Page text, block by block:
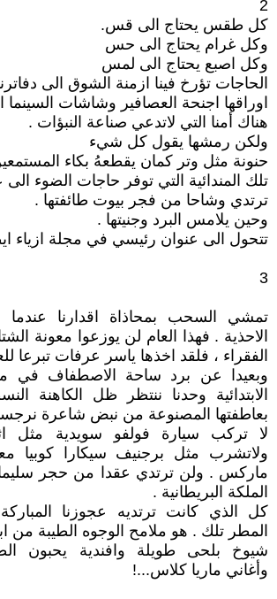
2
كل طقس يحتاج الى قس.
وكل غرام يحتاج الى حس
وكل اصبع يحتاج الى لمس
الحاجات تؤرخ فينا ازمنة الشوق الى
اوراقها اجنحة العصافير وشاشات السينما
هناك أمنا التي لاتدعي صناعة النبؤات .
ولكن رمشها يقول كل شيء
حنونة مثل وتر كمان يقطعهُ بكاء
تلك المندائية التي توفر حاجات الضوء
ترتدي وشاحا من فجر بيوت طائفتها .
وحين يلامس البرد وجنيتها .
تتحول الى عنوان رئيسي في مجلة ازياء
3
تمشي السحب بمحاذاة اقدارنا عندما
الاحذية . فهذا العام لن يوزعوا معونة
الفقراء ، فلقد اخذها ياسر عرفات تبرعا
وبعيدا عن برد ساحة الاصطفاف في
الابتدائية وحدنا ننتظر ظل الكاهنة
بعاطفتها المصنوعة من نبض شاعرة
لا تركب سيارة فولفو سويدية مثل
ولاتشرب مثل برجنيف سيكارا كوبيا
ماركس . ولن ترتدي عقدا من حجر
الملكة البريطانية .
كل الذي كانت ترتديه عجوزنا
المطر تلك . هو ملامح الوجوه الطيبة من
شيوخ بلحى طويلة وافندية يحبون
وأغاني ماريا كلاس...!